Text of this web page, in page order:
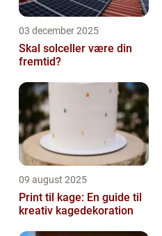
03 december 2025
Skal solceller være din
fremtid?
09 august 2025
Print til kage: En guide til
kreativ kagedekoration